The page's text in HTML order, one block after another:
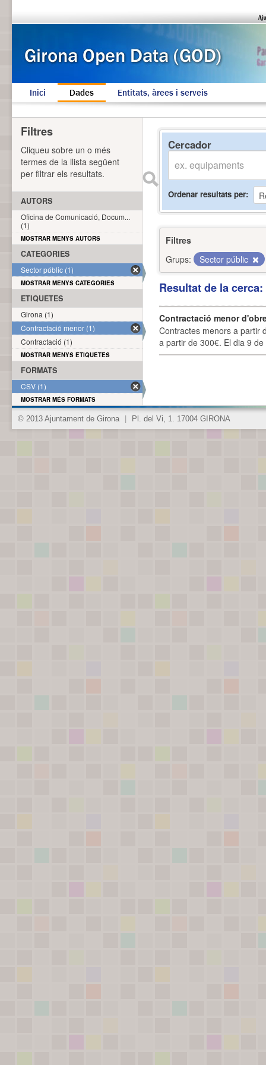
Inici Dades Entitats, àrees i serveis
Cercador
Ordenar resultats per
Filtres
Grups:
Sector públic
Resultat de la
Contractació menor
Contractes menors a partir
a partir de 300€. El dia 9
Filtres
Cliqueu sobre un o més
termes de la llista següent
per filtrar els resultats.
AUTORS
Oficina de Comunicació, Docum...
(1)
MOSTRAR MENYS AUTORS
CATEGORIES
Sector públic (1)
MOSTRAR MENYS CATEGORIES
ETIQUETES
Girona (1)
Contractació menor (1)
Contractació (1)
MOSTRAR MENYS ETIQUETES
FORMATS
CSV (1)
MOSTRAR MÉS FORMATS
© 2013 Ajuntament de Girona Pl. del Vi, 1. 17004 GIRONA